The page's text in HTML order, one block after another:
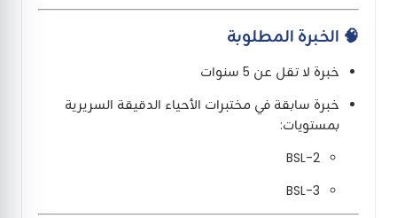
🧠 الخبرة المطلوبة
خبرة لا تقل عن 5 سنوات
خبرة سابقة في مختبرات الأحياء الدقيقة السريرية
بمستويات:
BSL-2
BSL-3